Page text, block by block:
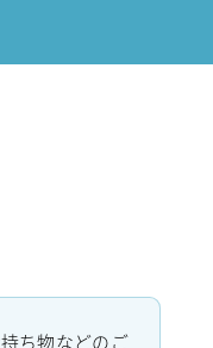
ち物などのご